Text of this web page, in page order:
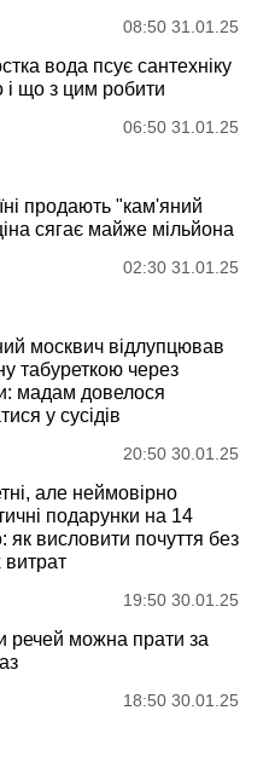
08:50 31.01.25
вода псує сантехніку
і що з цим робити
06:50 31.01.25
продають "кам'яний
сягає майже мільйона
02:30 31.01.25
москвич відлупцював
табуреткою через
мадам довелося
у сусідів
20:50 30.01.25
але неймовірно
подарунки на 14
як висловити почуття без
витрат
19:50 30.01.25
речей можна прати за
18:50 30.01.25